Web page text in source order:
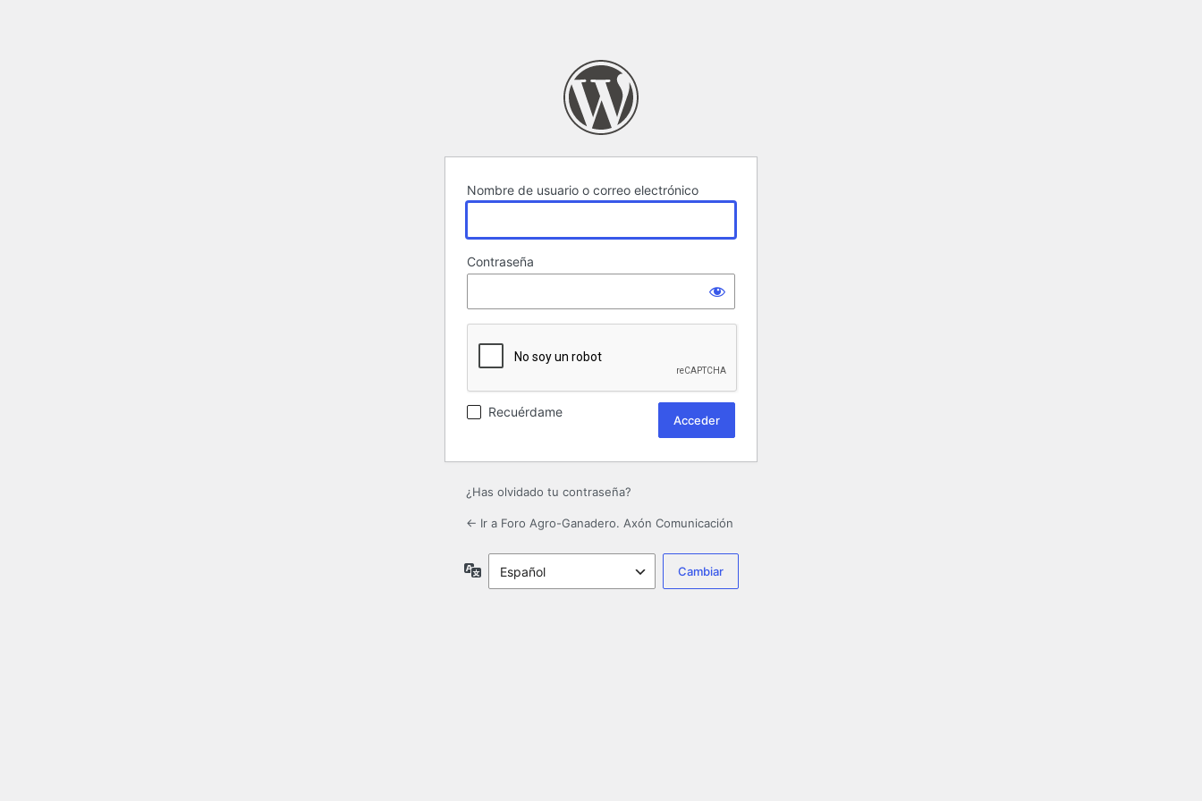
Nombre de usuario o correo electrónico
Contraseña
Recuérdame
¿Has olvidado tu contraseña?
← Ir a Foro Agro-Ganadero. Axón Comunicación
Idioma